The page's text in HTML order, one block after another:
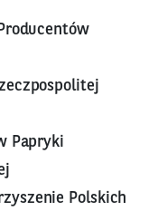
Papryki
Polskich